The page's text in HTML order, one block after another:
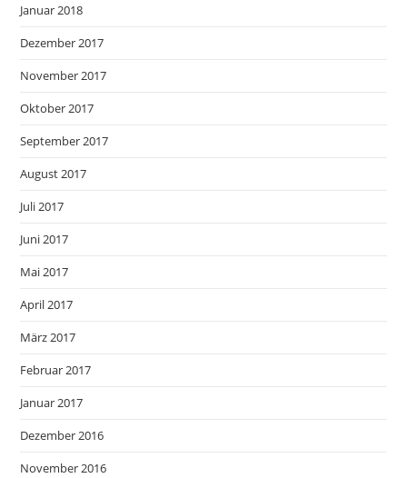
Januar 2018
Dezember 2017
November 2017
Oktober 2017
September 2017
August 2017
Juli 2017
Juni 2017
Mai 2017
April 2017
März 2017
Februar 2017
Januar 2017
Dezember 2016
November 2016